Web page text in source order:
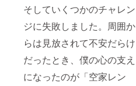
そしていくつかのチャレン
ジに失敗しました。周囲か
らは見放されて不安だらけ
だったとき、僕の心の支え
になったのが「空家レン